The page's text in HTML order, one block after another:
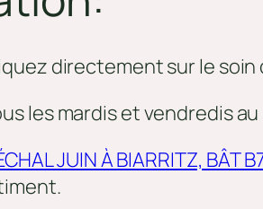
directement sur le soin
les mardis et vendredis au
JUIN À BIARRITZ, BÂT